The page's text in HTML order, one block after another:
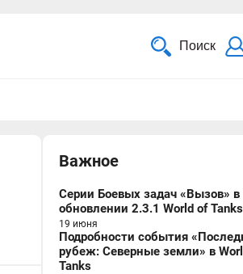
Поиск
Важное
Серии Боевых задач «Вызов» в
обновлении 2.3.1 World of Tanks
19 июня
Подробности события
рубеж: Северные земли» в
Tanks